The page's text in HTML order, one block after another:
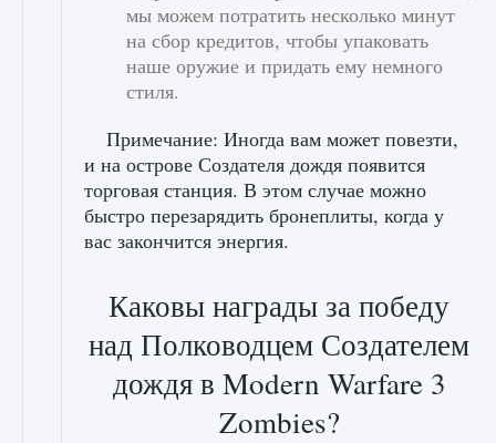
мы можем потратить несколько минут
на сбор кредитов, чтобы упаковать
наше оружие и придать ему немного
стиля.
Примечание: Иногда вам может повезти,
и на острове Создателя дождя появится
торговая станция. В этом случае можно
быстро перезарядить бронеплиты, когда у
вас закончится энергия.
Каковы награды за победу
над Полководцем Создателем
дождя в Modern Warfare 3
Zombies?